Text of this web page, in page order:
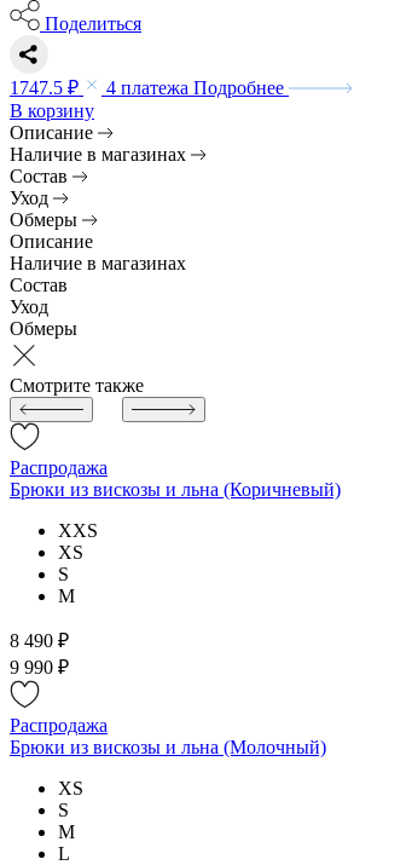
Поделиться
1747.5 ₽ 4 платежа Подробнее
В корзину
Описание
Наличие в магазинах
Состав
Уход
Обмеры
Описание
Наличие в магазинах
Состав
Уход
Обмеры
Смотрите также
Распродажа
Брюки из вискозы и льна (Коричневый)
XXS
XS
S
M
8 490 ₽
9 990 ₽
Распродажа
Брюки из вискозы и льна (Молочный)
XS
S
M
L